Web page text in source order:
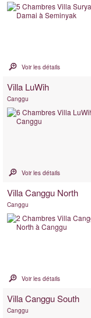
Voir les détails
Villa LuWih
Canggu
Voir les détails
Villa Canggu North
Canggu
Voir les détails
Villa Canggu South
Canggu